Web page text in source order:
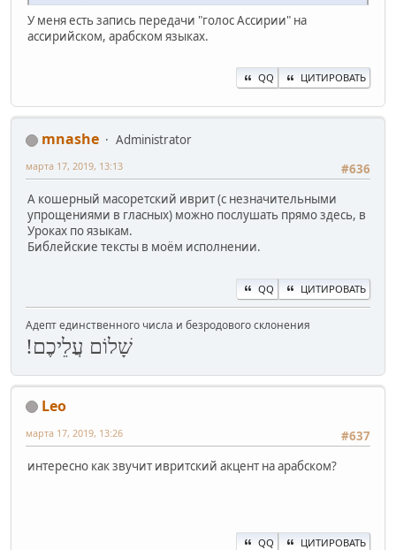
У меня есть запись передачи "голос Ассирии" на
ассирийском, арабском языках.
QQ ЦИТИРОВАТЬ
mnashe
Administrator
#636
марта 17, 2019, 13:13
А кошерный масоретский иврит (с незначительными
упрощениями в гласных) можно послушать прямо здесь, в
Уроках по языкам.
Библейские тексты в моём исполнении.
QQ ЦИТИРОВАТЬ
Адепт единственного числа и безродового склонения
שָׁלוֹם עֲלֵיכֶם!
Leo
#637
марта 17, 2019, 13:26
интересно как звучит ивритский акцент на арабском?
QQ ЦИТИРОВАТЬ